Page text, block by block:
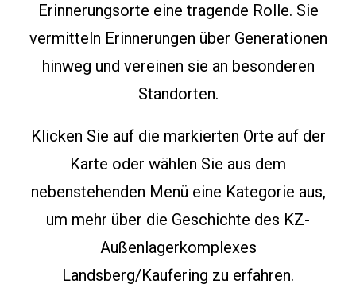
Erinnerungsorte eine tragende Rolle. Sie
vermitteln Erinnerungen über Generationen
hinweg und vereinen sie an besonderen
Standorten.
Klicken Sie auf die markierten Orte auf der
Karte oder wählen Sie aus dem
nebenstehenden Menü eine Kategorie aus,
um mehr über die Geschichte des KZ-
Außenlagerkomplexes
Landsberg/Kaufering zu erfahren.